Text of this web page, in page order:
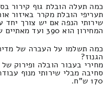
כמה תעלה הובלת גוף קירור
תעריפי הובלת מקרר באיזור
שירותי הנפה אם יש צורך יחד
המחירון הוא 390 ועד מאתיים שקל.
כמה תשלמו על העברה של
הגנוז?
מחירי בעבור הובלה ופירוק
170 ש"ח.